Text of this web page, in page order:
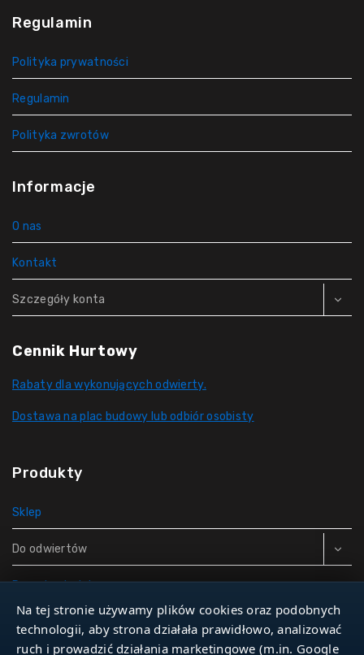
Regulamin
Polityka prywatności
Regulamin
Polityka zwrotów
Informacje
O nas
Kontakt
Szczegóły konta
Cennik Hurtowy
Rabaty dla wykonujących odwierty.
Dostawa na plac budowy lub odbiór osobisty
Produkty
Sklep
Do odwiertów
Rury do studni
Zbiorniki hydroforowe
Na tej stronie używamy plików cookies oraz podobnych
technologii, aby strona działała prawidłowo, analizować
ruch i prowadzić działania marketingowe (m.in. Google